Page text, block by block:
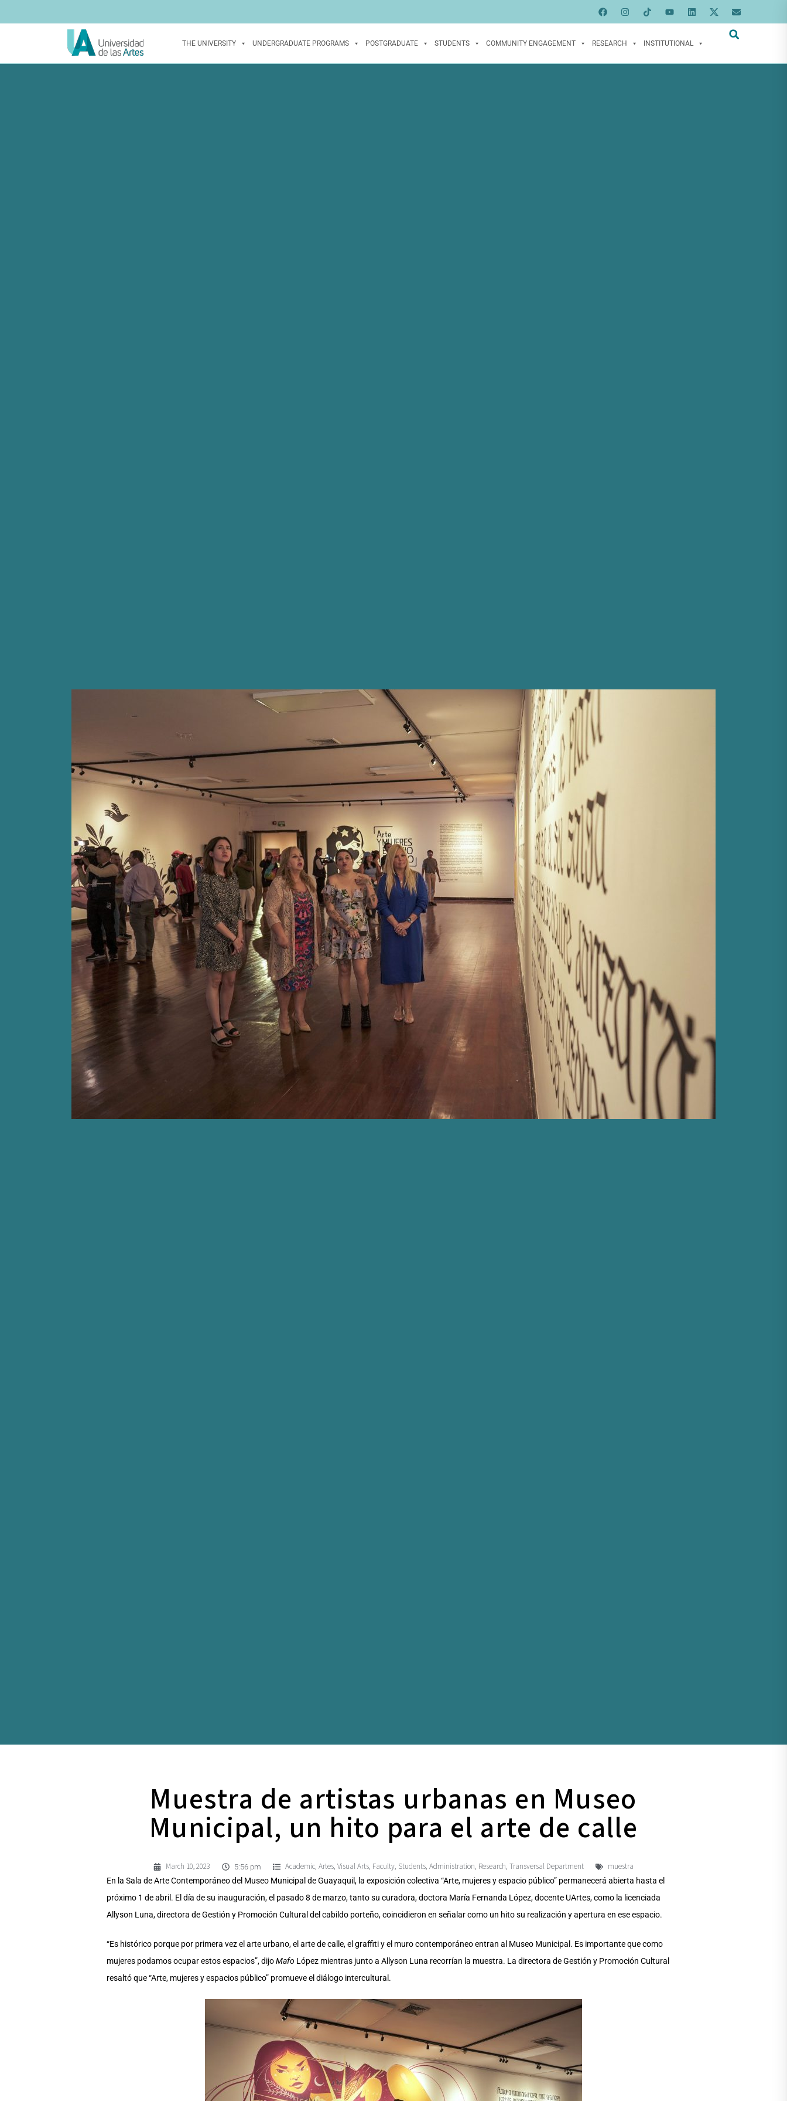
THE UNIVERSITY UNDERGRADUATE PROGRAMS POSTGRADUATE STUDENTS COMMUNITY ENGAGEMENT RESEARCH INSTITUTIONAL
Muestra de artistas urbanas en Museo
Municipal, un hito para el arte de calle
March 10, 2023 5:56 pm Academic, Artes, Visual Arts, Faculty, Students, Administration, Research, Transversal Department muestra
En la Sala de Arte Contemporáneo del Museo Municipal de Guayaquil, la exposición colectiva “Arte, mujeres y espacio público” permanecerá abierta hasta el
próximo 1 de abril. El día de su inauguración, el pasado 8 de marzo, tanto su curadora, doctora María Fernanda López, docente UArtes, como la licenciada
Allyson Luna, directora de Gestión y Promoción Cultural del cabildo porteño, coincidieron en señalar como un hito su realización y apertura en ese espacio.
“Es histórico porque por primera vez el arte urbano, el arte de calle, el graffiti y el muro contemporáneo entran al Museo Municipal. Es importante que como
mujeres podamos ocupar estos espacios”, dijoMafo López mientras junto a Allyson Luna recorrían la muestra. La directora de Gestión y Promoción Cultural
resaltó que “Arte, mujeres y espacios público” promueve el diálogo intercultural.